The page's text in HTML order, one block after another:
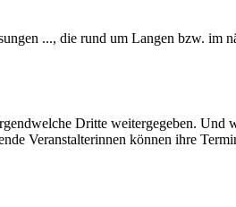
..., die rund um Langen bzw. im
Dritte weitergegeben. Und
Veranstalterinnen können ihre